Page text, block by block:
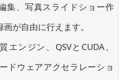
集、写真スライドショー作
が自由に行えます。
ンジン、QSVとCUDA、
ドウェアアクセラレーショ